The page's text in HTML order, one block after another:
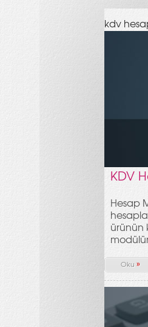
kdv
KDV
Hesap
ürünün
Oku »